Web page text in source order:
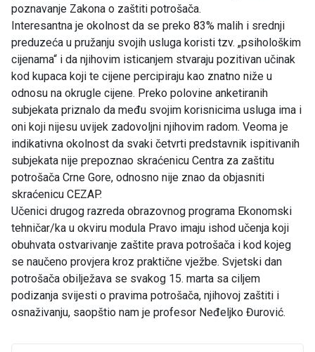
poznavanje Zakona o zaštiti potrošača.
Interesantna je okolnost da se preko 83% malih i srednji
preduzeća u pružanju svojih usluga koristi tzv. „psihološkim
cijenama“ i da njihovim isticanjem stvaraju pozitivan učinak
kod kupaca koji te cijene percipiraju kao znatno niže u
odnosu na okrugle cijene. Preko polovine anketiranih
subjekata priznalo da među svojim korisnicima usluga ima i
oni koji nijesu uvijek zadovoljni njihovim radom. Veoma je
indikativna okolnost da svaki četvrti predstavnik ispitivanih
subjekata nije prepoznao skraćenicu Centra za zaštitu
potrošača Crne Gore, odnosno nije znao da objasniti
skraćenicu CEZAP.
Učenici drugog razreda obrazovnog programa Ekonomski
tehničar/ka u okviru modula Pravo imaju ishod učenja koji
obuhvata ostvarivanje zaštite prava potrošača i kod kojeg
se naučeno provjera kroz praktične vježbe. Svjetski dan
potrošača obilježava se svakog 15. marta sa ciljem
podizanja svijesti o pravima potrošača, njihovoj zaštiti i
osnaživanju, saopštio nam je profesor Neđeljko Đurović.